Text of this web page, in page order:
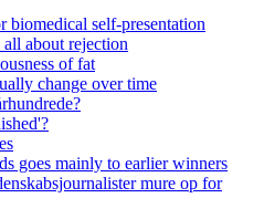
biomedical self-presentation
about rejection
of fat
change over time
goes mainly to earlier winners
mure op for